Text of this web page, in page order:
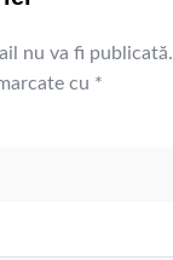
nu va fi publicată.
cu *